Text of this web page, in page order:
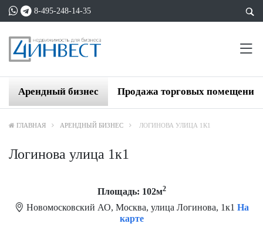
8-495-248-14-35
Арендный бизнес Продажа торговых помещений
ГЛАВНАЯ АРЕНДНЫЙ БИЗНЕС ЛОГИНОВА УЛИЦА 1К1
Логинова улица 1к1
Площадь: 102м2
Новомосковский АО, Москва, улица Логинова, 1к1 На
карте